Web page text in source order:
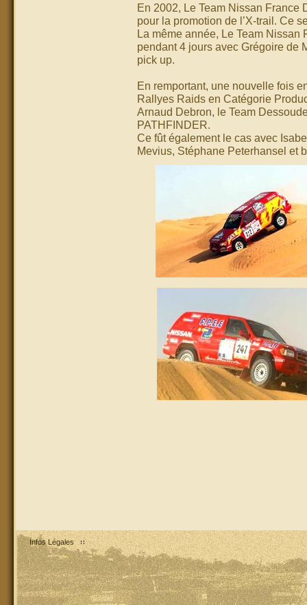
En 2002, Le Team Nissan France
pour la promotion de l’X-trail. Ce
La même année, Le Team Nissan
pendant 4 jours avec Grégoire de
pick up.
En remportant, une nouvelle fois
Rallyes Raids en Catégorie
Arnaud Debron, le Team
PATHFINDER.
Ce fût également le cas avec
Mevius, Stéphane Peterhansel et
Infos Légales